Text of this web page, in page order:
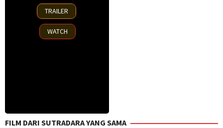
4
Jun
2025
TRAILER
WATCH
FILM DARI SUTRADARA YANG SAMA